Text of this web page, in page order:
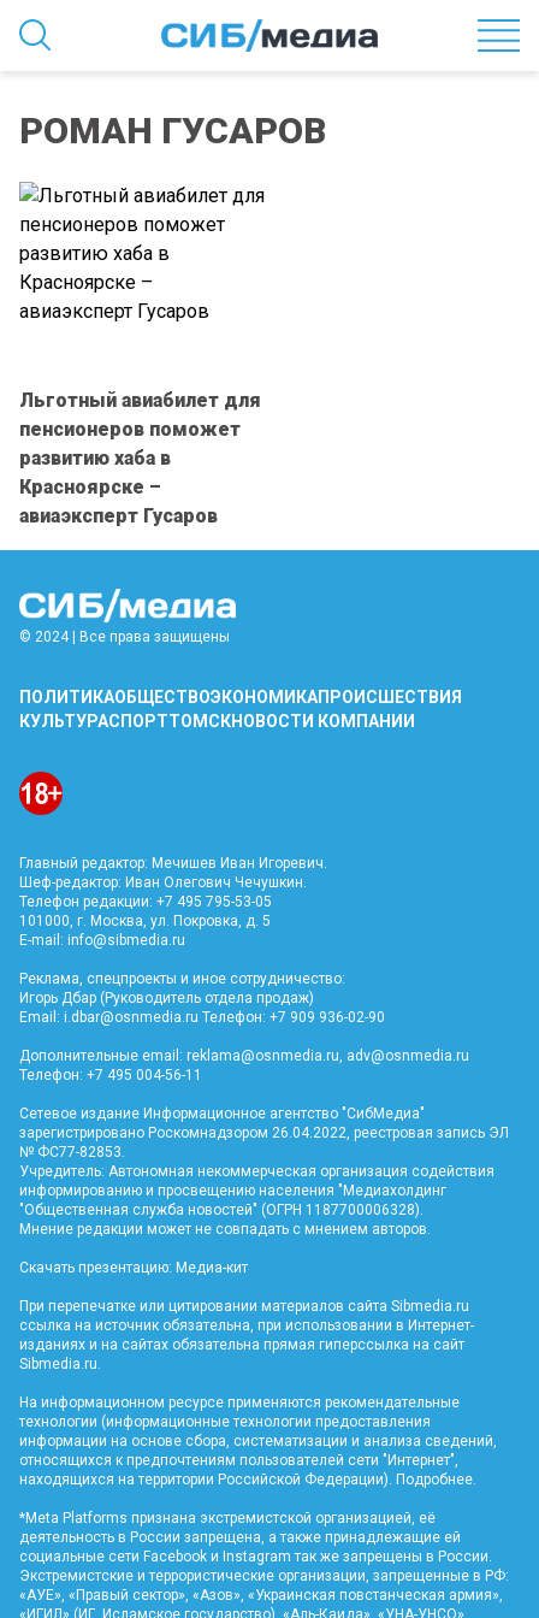
РОМАН ГУСАРОВ
Льготный авиабилет для
пенсионеров поможет
развитию хаба в
Красноярске –
авиаэксперт Гусаров
© 2024 | Все права защищены
ПОЛИТИКАОБЩЕСТВОЭКОНОМИКАПРОИСШЕСТВИЯ
КУЛЬТУРАСПОРТТОМСКНОВОСТИ КОМПАНИИ
Главный редактор: Мечишев Иван Игоревич.
Шеф-редактор: Иван Олегович Чечушкин.
Телефон редакции: +7 495 795-53-05
101000, г. Москва, ул. Покровка, д. 5
E-mail: info@sibmedia.ru
Реклама, спецпроекты и иное сотрудничество:
Игорь Дбар (Руководитель отдела продаж)
Email: i.dbar@osnmedia.ru Телефон: +7 909 936-02-90
Дополнительные email: reklama@osnmedia.ru adv@osnmedia.ru
Телефон: +7 495 004-56-11
Сетевое издание Информационное агентство "СибМедиа"
зарегистрировано Роскомнадзором 26.04.2022, реестровая запись ЭЛ
№ ФС77-82853.
Учредитель: Автономная некоммерческая организация содействия
информированию и просвещению населения "Медиахолдинг
"Общественная служба новостей" (ОГРН 1187700006328).
Мнение редакции может не совпадать с мнением авторов.
Скачать презентацию: Медиа-кит
При перепечатке или цитировании материалов сайта Sibmedia.ru
ссылка на источник обязательна, при использовании в Интернет-
изданиях и на сайтах обязательна прямая гиперссылка на сайт
Sibmedia.ru
На информационном ресурсе применяются рекомендательные
технологии (информационные технологии предоставления
информации на основе сбора, систематизации и анализа сведений,
относящихся к предпочтениям пользователей сети "Интернет",
находящихся на территории Российской Федерации). Подробнее
*Meta Platforms признана экстремистской организацией, её
деятельность в России запрещена, а также принадлежащие ей
социальные сети Facebook и Instagram так же запрещены в России.
Экстремистские и террористические организации, запрещенные в РФ:
«АУЕ», «Правый сектор», «Азов», «Украинская повстанческая армия»,
«ИГИЛ» (ИГ, Исламское государство), «Аль-Каида», «УНА-УНСО»,